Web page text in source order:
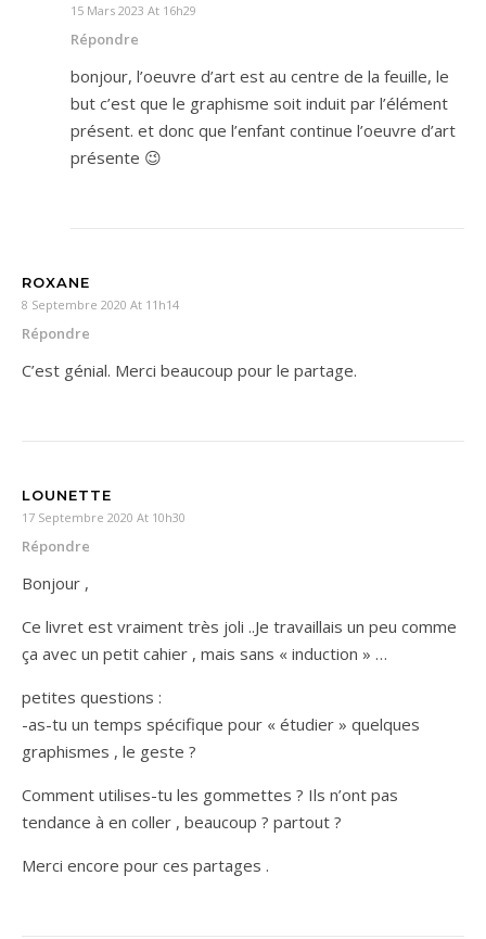
15 Mars 2023 At 16h29
Répondre
bonjour, l’oeuvre d’art est au centre de la feuille, le
but c’est que le graphisme soit induit par l’élément
présent. et donc que l’enfant continue l’oeuvre d’art
présente 😉
ROXANE
8 Septembre 2020 At 11h14
Répondre
C’est génial. Merci beaucoup pour le partage.
LOUNETTE
17 Septembre 2020 At 10h30
Répondre
Bonjour ,
Ce livret est vraiment très joli ..Je travaillais un peu comme
ça avec un petit cahier , mais sans « induction » …
petites questions :
-as-tu un temps spécifique pour « étudier » quelques
graphismes , le geste ?
Comment utilises-tu les gommettes ? Ils n’ont pas
tendance à en coller , beaucoup ? partout ?
Merci encore pour ces partages .